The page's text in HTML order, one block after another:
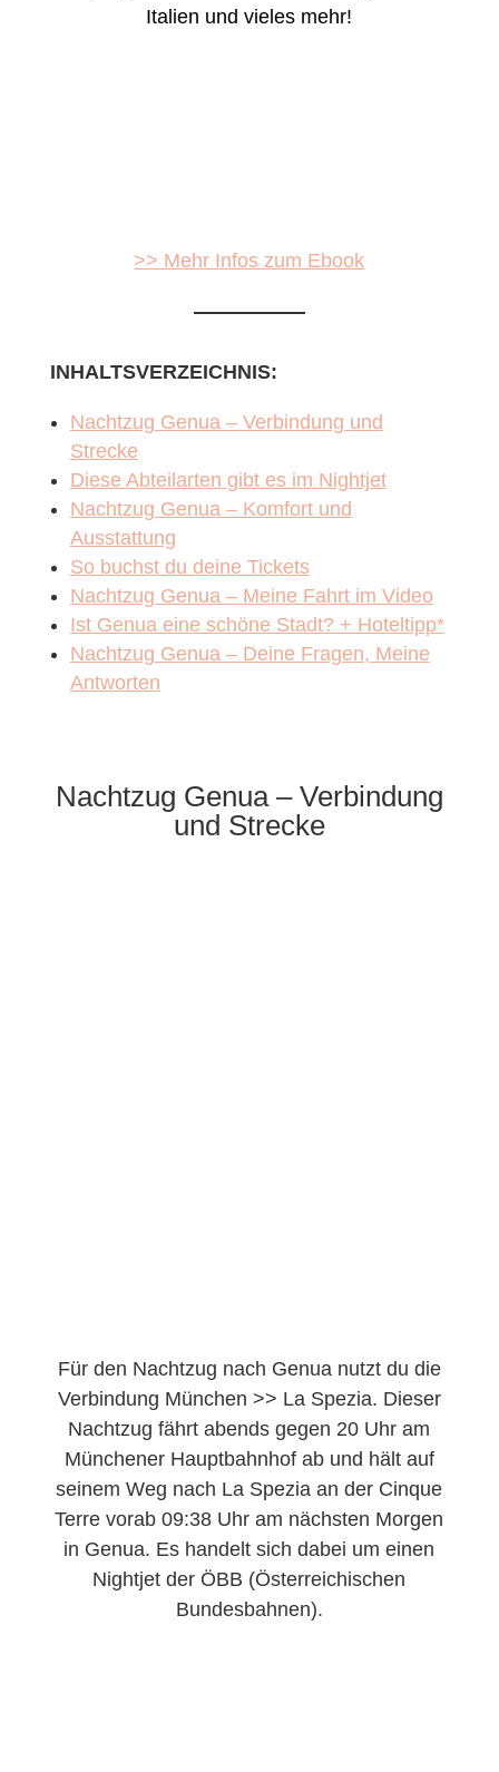
Italien und vieles mehr!
>> Mehr Infos zum Ebook
INHALTSVERZEICHNIS:
Nachtzug Genua – Verbindung und
Strecke
Diese Abteilarten gibt es im Nightjet
Nachtzug Genua – Komfort und
Ausstattung
So buchst du deine Tickets
Nachtzug Genua – Meine Fahrt im Video
Ist Genua eine schöne Stadt? + Hoteltipp*
Nachtzug Genua – Deine Fragen, Meine
Antworten
Nachtzug Genua – Verbindung
und Strecke
Für den Nachtzug nach Genua nutzt du die
Verbindung München >> La Spezia. Dieser
Nachtzug fährt abends gegen 20 Uhr am
Münchener Hauptbahnhof ab und hält auf
seinem Weg nach La Spezia an der Cinque
Terre vorab 09:38 Uhr am nächsten Morgen
in Genua. Es handelt sich dabei um einen
Nightjet der ÖBB (Österreichischen
Bundesbahnen).